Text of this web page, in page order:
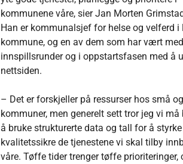
kommunene våre, sier Jan Morten
Han er kommunalsjef for helse og velferd i
kommune, og en av dem som har vært
innspillsrunder og i oppstartsfasen med å
nettsiden.
– Det er forskjeller på ressurser hos små
kommuner, men generelt sett tror jeg vi må
å bruke strukturerte data og tall for å
kvalitetssikre de tjenestene vi skal tilby
våre. Tøffe tider trenger tøffe prioriteringer,